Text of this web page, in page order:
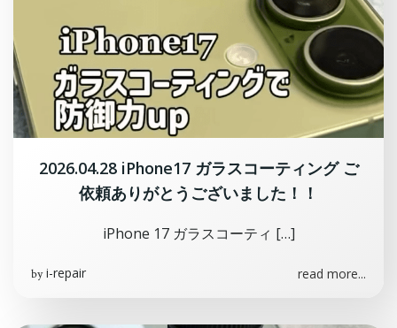
2026.04.28 iPhone17 ガラスコーティング ご
依頼ありがとうございました！！
iPhone 17 ガラスコーティ […]
by i-repair read more...